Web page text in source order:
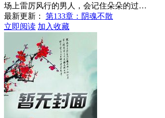
场上雷厉风行的男人，会记住朵朵的过…
最新更新： 第133章：阴魂不散
立即阅读 加入收藏